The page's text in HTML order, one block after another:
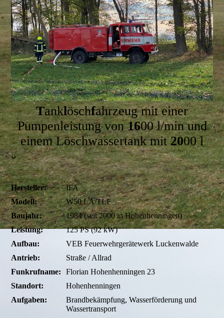
Tanklöschfahrzeug mit einer
Pumpenleistung von1600 l/min und
einem Löschwassertank mit2000 l
Hersteller:
IFA
Modell:
W50 LA/TLF
Baujahr:
1984 (seit 2000 in Hohenhenningen)
Leistung:
125 PS (92 kW)
Aufbau:
VEB Feuerwehrgerätewerk Luckenwalde
Antrieb:
Straße / Allrad
Funkrufname:
Florian Hohenhenningen 23
Standort:
Hohenhenningen
Aufgaben:
Brandbekämpfung, Wasserförderung und
Wassertransport